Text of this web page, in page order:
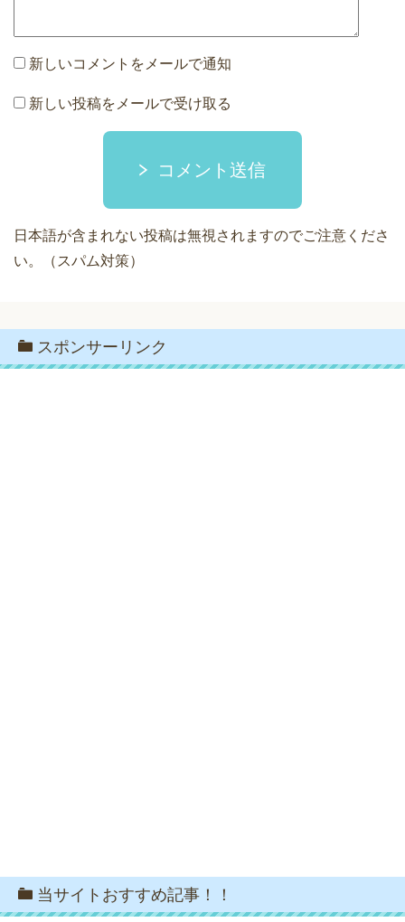
新しいコメントをメールで通知
新しい投稿をメールで受け取る
コメント送信
日本語が含まれない投稿は無視されますのでご注意くださ
い。（スパム対策）
スポンサーリンク
当サイトおすすめ記事！！